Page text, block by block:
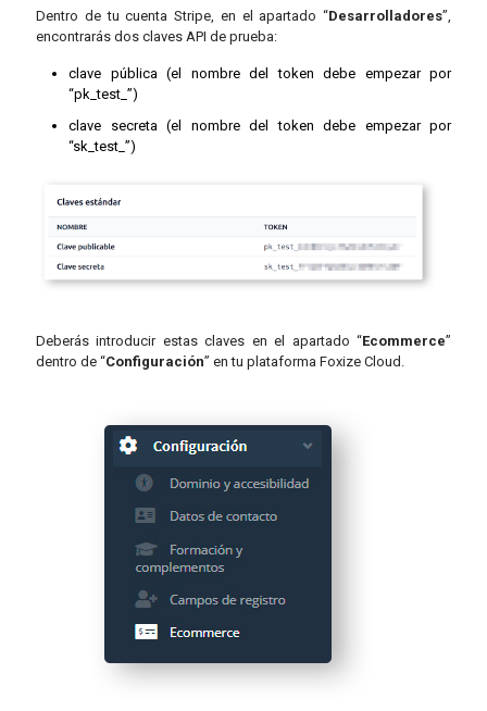
Dentro de tu cuenta Stripe, en el apartado “Desarrolladores”,
encontrarás dos claves API de prueba:
clave pública (el nombre del token debe empezar por
“pk_test_”)
clave secreta (el nombre del token debe empezar por
“sk_test_”)
Deberás introducir estas claves en el apartado “Ecommerce”
dentro de “Configuración” en tu plataforma Foxize Cloud.